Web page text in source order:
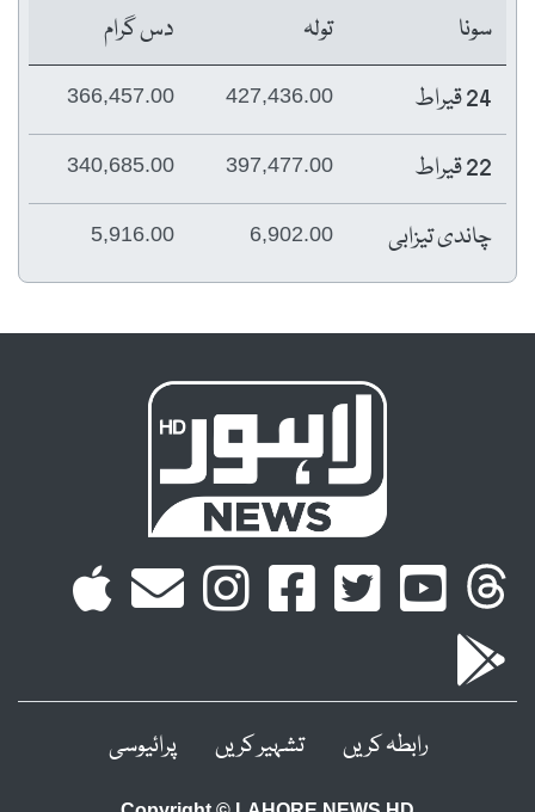
سونا
تولہ
دس گرام
24 قیراط
427,436.00
366,457.00
22 قیراط 397,477.00
340,685.00
چاندی تیزابی 6,902.00
5,916.00
رابطہ کریں تشہیر کریں پرائیوسی